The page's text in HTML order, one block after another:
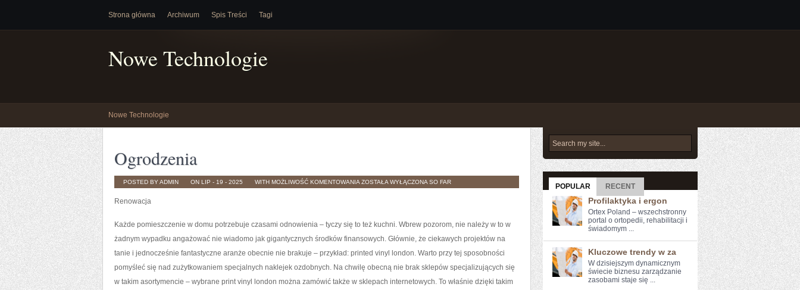
Strona główna Archiwum Spis Treści Tagi
Nowe Technologie
Nowe Technologie
Ogrodzenia
POSTED BY ADMIN ON LIP - 19 - 2025 WITH MOŻLIWOŚĆ KOMENTOWANIA OGRODZENIA
ZOSTAŁA WYŁĄCZONA SO FAR
Renowacja
Każde pomieszczenie w domu potrzebuje czasami odnowienia – tyczy się to też kuchni. Wbrew pozorom, nie należy w to w
żadnym wypadku angażować nie wiadomo jak gigantycznych środków finansowych. Głównie, że ciekawych projektów na
tanie i jednocześnie fantastyczne aranże obecnie nie brakuje – przykład: printed vinyl london. Warto przy tej sposobności
pomyśleć się nad zużytkowaniem specjalnych naklejek ozdobnych. Na chwilę obecną nie brak sklepów specjalizujących się
w takim asortymencie – wybrane print vinyl london można zamówić także w sklepach internetowych. To właśnie dzięki takim
POPULAR RECENT
Profilaktyka i ergon
Ortex Poland – wszechstronny
portal o ortopedii, rehabilitacji i
świadomym ...
Kluczowe trendy w za
W dzisiejszym ⁣dynamicznym
‌świecie biznesu zarządzanie
zasobami staje się ...